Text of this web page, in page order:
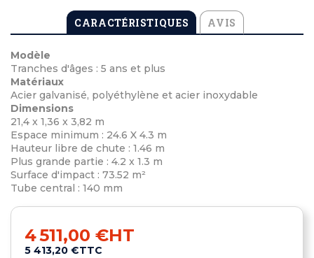
CARACTÉRISTIQUES AVIS
Modèle
Tranches d'âges : 5 ans et plus
Matériaux
Acier galvanisé, polyéthylène et acier inoxydable
Dimensions
21,4 x 1,36 x 3,82 m
Espace minimum : 24.6 X 4.3 m
Hauteur libre de chute : 1.46 m
Plus grande partie : 4.2 x 1.3 m
Surface d'impact : 73.52 m²
Tube central : 140 mm
4 511,00 €HT
5 413,20 €TTC